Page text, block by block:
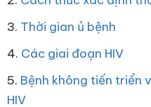
3. Thời gian ủ bệnh
4. Các giai đoạn HIV
5. Bệnh không tiến triển
HIV